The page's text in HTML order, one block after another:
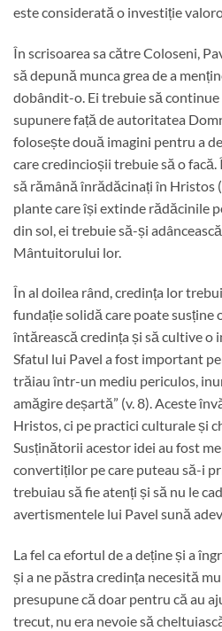
este considerată o investiție
În scrisoarea sa către Coloseni,
să depună munca grea de a
dobândit-o. Ei trebuie să
supunere față de autoritatea
folosește două imagini pentru a
care credincioșii trebuie să o
să rămână înrădăcinați în Hristos
plante care își extinde rădăcinile
din sol, ei trebuie să-și
Mântuitorului lor.
În al doilea rând, credința lor
fundație solidă care poate susține
întărească credința și să cultive o
Sfatul lui Pavel a fost important
trăiau într-un mediu periculos,
amăgire deșartă” (v. 8). Aceste
Hristos, ci pe practici culturale și
Susținătorii acestor idei au fost
convertiților pe care puteau să-i
trebuiau să fie atenți și să nu le
avertismentele lui Pavel sună
La fel ca efortul de a deține și a
și a ne păstra credința necesită
presupune că doar pentru că au
trecut, nu era nevoie să